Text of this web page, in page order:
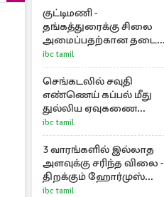
குட்டிமணி -
தங்கத்துரைக்கு சிலை
அமைப்பதற்கான தடை
நீக்கம்!
ibc tamil
செங்கடலில் சவுதி
எண்ணெய் கப்பல் மீது
துல்லிய ஏவுகணை
தாக்குதல்
ibc tamil
3 வாரங்களில் இல்லாத
அளவுக்கு சரிந்த விலை -
திறக்கும் ஹோர்முஸ்
நீரிணை
ibc tamil